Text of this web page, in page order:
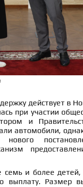
действует в
при участии
и
автомобили,
и более детей,
Размер